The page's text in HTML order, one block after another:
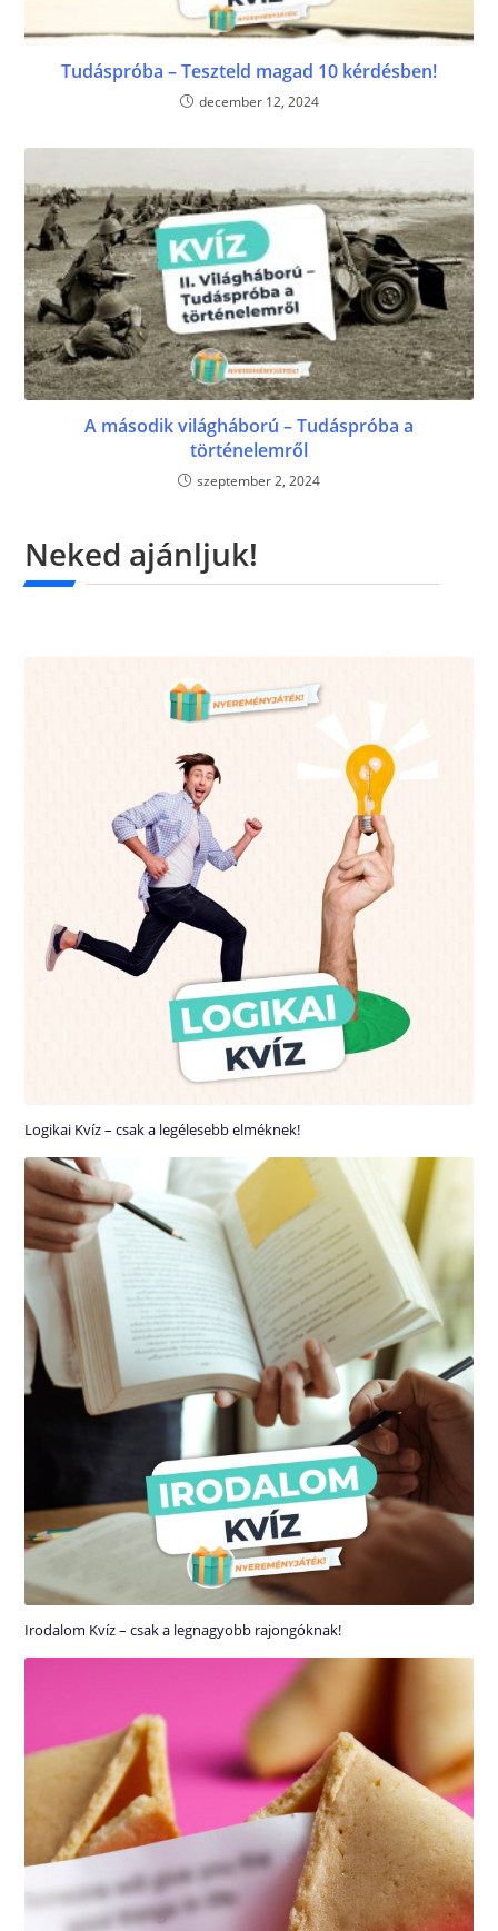
Tudáspróba – Teszteld magad 10 kérdésben!
december 12, 2024
A második világháború – Tudáspróba a
történelemről
szeptember 2, 2024
Neked ajánljuk!
Logikai Kvíz – csak a legélesebb elméknek!
Irodalom Kvíz – csak a legnagyobb rajongóknak!